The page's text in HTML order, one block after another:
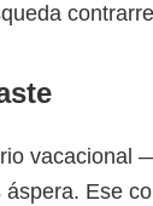
vacacional
Ese